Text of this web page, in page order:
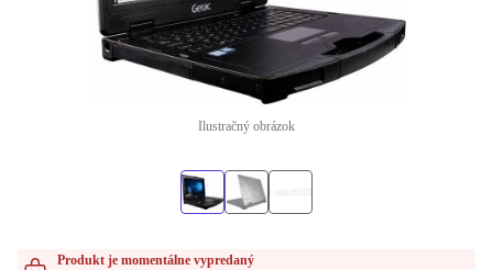
Ilustračný obrázok
Produkt je momentálne vypredaný